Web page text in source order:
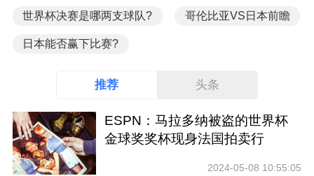
世界杯决赛是哪两支球队? 哥伦比亚VS日本前瞻
日本能否赢下比赛?
推荐 头条
ESPN：马拉多纳被盗的世界杯
金球奖奖杯现身法国拍卖行
2024-05-08 10:55:05